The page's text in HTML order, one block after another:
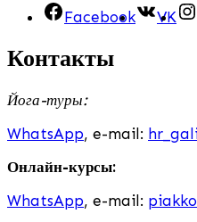
Facebook VK
Контакты
Йога-туры:
WhatsApp, e-mail:
Онлайн-курсы:
WhatsApp, e-mail: